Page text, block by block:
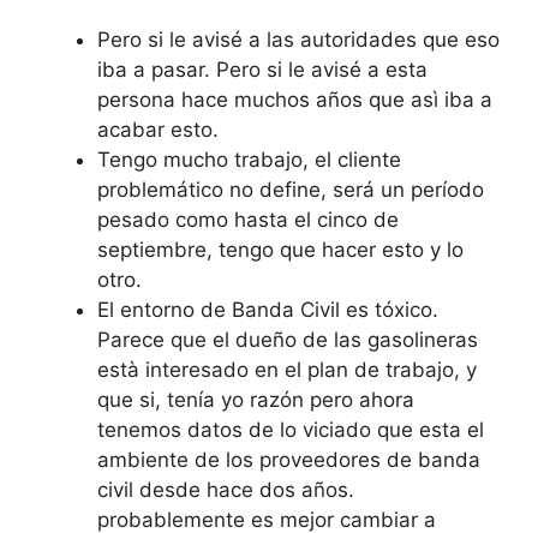
Pero si le avisé a las autoridades que eso
iba a pasar. Pero si le avisé a esta
persona hace muchos años que asì iba a
acabar esto.
Tengo mucho trabajo, el cliente
problemático no define, será un período
pesado como hasta el cinco de
septiembre, tengo que hacer esto y lo
otro.
El entorno de Banda Civil es tóxico.
Parece que el dueño de las gasolineras
està interesado en el plan de trabajo, y
que si, tenía yo razón pero ahora
tenemos datos de lo viciado que esta el
ambiente de los proveedores de banda
civil desde hace dos años.
probablemente es mejor cambiar a